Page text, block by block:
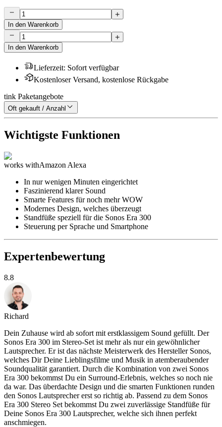
In den Warenkorb
In den Warenkorb
Lieferzeit: Sofort verfügbar
Kostenloser Versand, kostenlose Rückgabe
tink Paketangebote
Oft gekauft / Anzahl
Wichtigste Funktionen
works withAmazon Alexa
In nur wenigen Minuten eingerichtet
Faszinierend klarer Sound
Smarte Features für noch mehr WOW
Modernes Design, welches überzeugt
Standfüße speziell für die Sonos Era 300
Steuerung per Sprache und Smartphone
Expertenbewertung
8.8
Richard
Dein Zuhause wird ab sofort mit erstklassigem Sound gefüllt. Der
Sonos Era 300 im Stereo-Set ist mehr als nur ein gewöhnlicher
Lautsprecher. Er ist das nächste Meisterwerk des Hersteller Sonos,
welches Dir Deine Lieblingsfilme und Musik in atemberaubender
Soundqualität garantiert. Durch die Kombination von zwei Sonos
Era 300 bekommst Du ein Surround-Erlebnis, welches so noch nie
da war. Das überdachte Design und die smarten Funktionen runden
den Sonos Lautsprecher erst so richtig ab. Passend zu dem Sonos
Era 300 Stereo Set bekommst Du zwei zuverlässige Standfüße für
Deine Sonos Era 300 Lautsprecher, welche sich ihnen perfekt
anschmiegen.